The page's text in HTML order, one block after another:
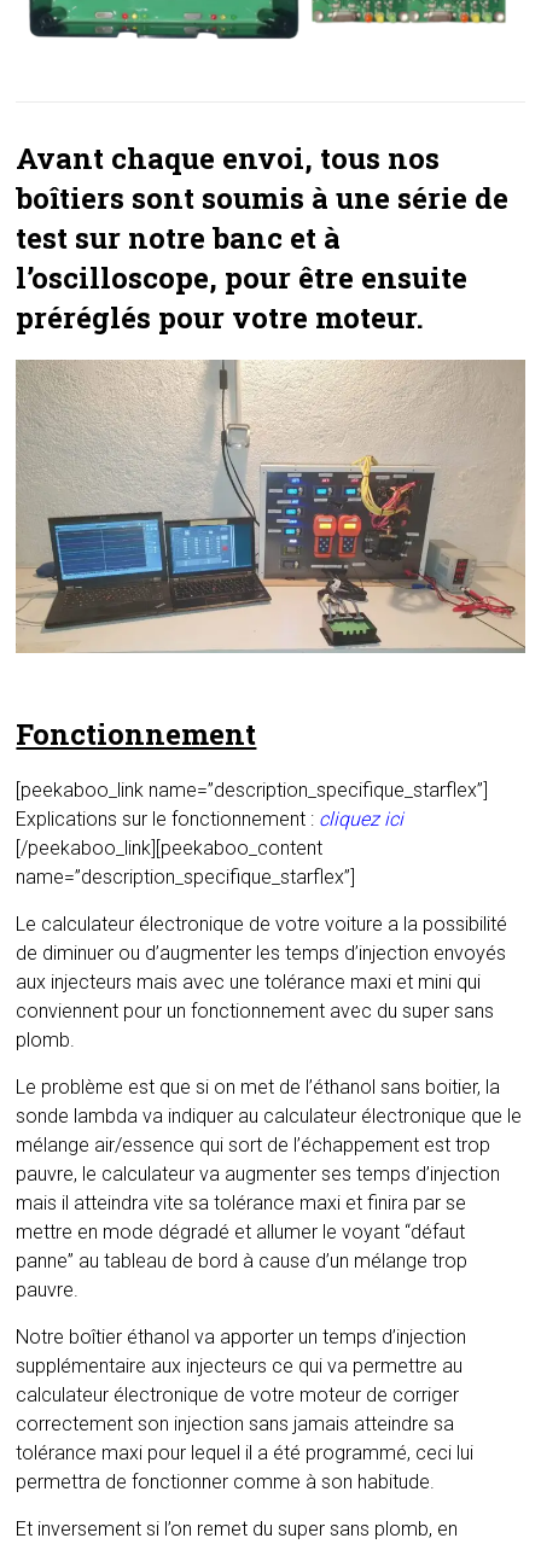
Avant chaque envoi, tous nos
boîtiers sont soumis à une série de
test sur notre banc et à
l’oscilloscope, pour être ensuite
préréglés pour votre moteur.
Fonctionnement
[peekaboo_link name=”description_specifique_starflex”]
Explications sur le fonctionnement : cliquez ici
[/peekaboo_link][peekaboo_content
name=”description_specifique_starflex”]
Le calculateur électronique de votre voiture a la possibilité
de diminuer ou d’augmenter les temps d’injection envoyés
aux injecteurs mais avec une tolérance maxi et mini qui
conviennent pour un fonctionnement avec du super sans
plomb.
Le problème est que si on met de l’éthanol sans boitier, la
sonde lambda va indiquer au calculateur électronique que le
mélange air/essence qui sort de l’échappement est trop
pauvre, le calculateur va augmenter ses temps d’injection
mais il atteindra vite sa tolérance maxi et finira par se
mettre en mode dégradé et allumer le voyant “défaut
panne” au tableau de bord à cause d’un mélange trop
pauvre.
Notre boîtier éthanol va apporter un temps d’injection
supplémentaire aux injecteurs ce qui va permettre au
calculateur électronique de votre moteur de corriger
correctement son injection sans jamais atteindre sa
tolérance maxi pour lequel il a été programmé, ceci lui
permettra de fonctionner comme à son habitude.
Et inversement si l’on remet du super sans plomb, en